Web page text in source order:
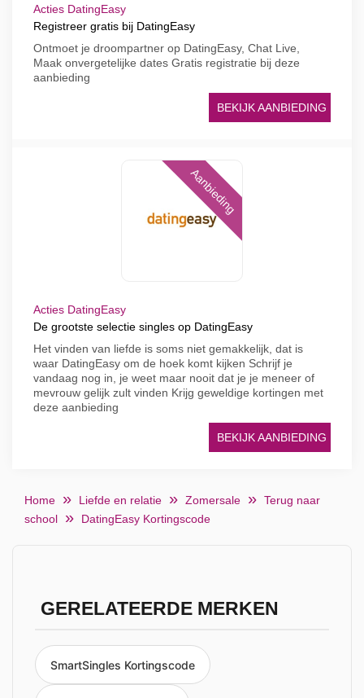
Acties DatingEasy
Registreer gratis bij DatingEasy
Ontmoet je droompartner op DatingEasy, Chat Live,
Maak onvergetelijke dates Gratis registratie bij deze
aanbieding
BEKIJK AANBIEDING
Aanbieding
Acties DatingEasy
De grootste selectie singles op DatingEasy
Het vinden van liefde is soms niet gemakkelijk, dat is
waar DatingEasy om de hoek komt kijken Schrijf je
vandaag nog in, je weet maar nooit dat je je meneer of
mevrouw gelijk zult vinden Krijg geweldige kortingen met
deze aanbieding
BEKIJK AANBIEDING
Home Liefde en relatie Zomersale
Terug naar
school
DatingEasy Kortingscode
GERELATEERDE MERKEN
SmartSingles Kortingscode